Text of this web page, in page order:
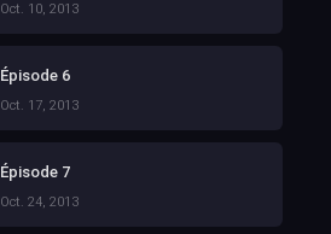
Oct. 10, 2013
Épisode 6
Oct. 17, 2013
Épisode 7
Oct. 24, 2013